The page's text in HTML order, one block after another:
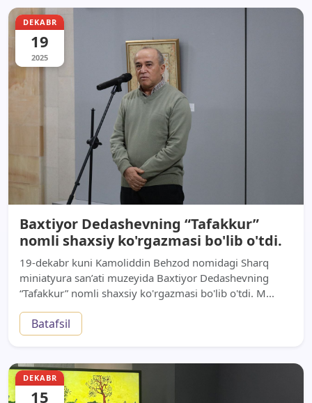
DEKABR
19
2025
Baxtiyor Dedashevning “Tafakkur”
nomli shaxsiy ko'rgazmasi bo'lib o'tdi.
19-dekabr kuni Kamoliddin Behzod nomidagi Sharq
miniatyura san’ati muzeyida Baxtiyor Dedashevning
“Tafakkur” nomli shaxsiy ko'rgazmasi bo'lib o'tdi. M...
Batafsil
DEKABR
15